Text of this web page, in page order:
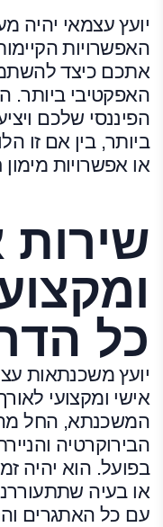
יועץ עצמאי יהיה
האפשרויות
אתכם כיצד
האפקטיבי ביותר.
הפיננסי שלכם
ביותר, בין אם זו
או אפשרויות מימון
שירות
כל
יועץ משכנתאות
אישי ומקצועי
המשכנתא, החל
הבירוקרטיה
בפועל. הוא יהיה
או בעיה
עם כל האתגרים